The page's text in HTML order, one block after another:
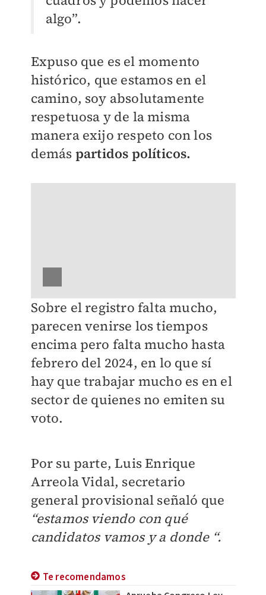
algo”.
Expuso que es el momento
histórico, que estamos en el
camino, soy absolutamente
respetuosa y de la misma
manera exijo respeto con los
demás partidos políticos.
Sobre el registro falta mucho,
parecen venirse los tiempos
encima pero falta mucho hasta
febrero del 2024, en lo que sí
hay que trabajar mucho es en el
sector de quienes no emiten su
voto.
Por su parte, Luis Enrique
Arreola Vidal, secretario
general provisional señaló que
“estamos viendo con qué
candidatos vamos y a donde “.
Te recomendamos